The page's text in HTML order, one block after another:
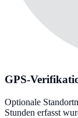
GPS-
Optionale
Stunden erfasst